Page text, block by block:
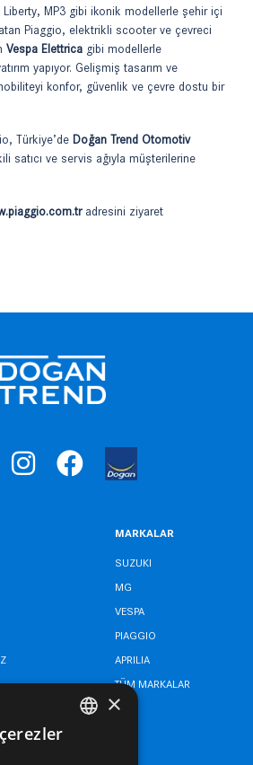
MP3 gibi ikonik modellerle şehir içi
Piaggio, elektrikli scooter ve çevreci
Vespa Elettrica gibi modellerle
yapıyor. Gelişmiş tasarım ve
konfor, güvenlik ve çevre dostu bir
Türkiye’de Doğan Trend Otomotiv
satıcı ve servis ağıyla müşterilerine
adresini ziyaret
MARKALAR
SUZUKI
MG
VESPA
PIAGGIO
APRILIA
TÜM MARKALAR
×